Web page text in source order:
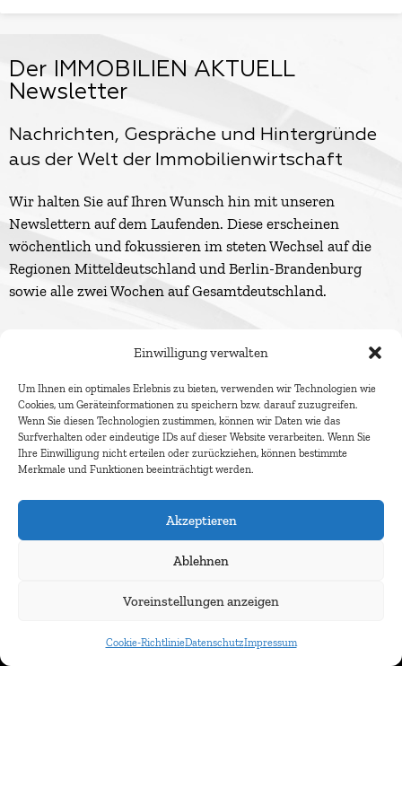
Einwilligung verwalten
Um Ihnen ein optimales Erlebnis zu bieten, verwenden wir Technologien wie
Cookies, um Geräteinformationen zu speichern bzw. darauf zuzugreifen.
Wenn Sie diesen Technologien zustimmen, können wir Daten wie das
Surfverhalten oder eindeutige IDs auf dieser Website verarbeiten. Wenn Sie
Ihre Einwilligung nicht erteilen oder zurückziehen, können bestimmte
Merkmale und Funktionen beeinträchtigt werden.
Akzeptieren
Ablehnen
Voreinstellungen anzeigen
Cookie-RichtlinieDatenschutzImpressum
Der IMMOBILIEN AKTUELL
Newsletter
Nachrichten, Gespräche und Hintergründe
aus der Welt der Immobilienwirtschaft
Wir halten Sie auf Ihren Wunsch hin mit unseren
Newslettern auf dem Laufenden. Diese erscheinen
wöchentlich und fokussieren im steten Wechsel auf die
Regionen Mitteldeutschland und Berlin-Brandenburg
sowie alle zwei Wochen auf Gesamtdeutschland.
Newsletter abonnieren